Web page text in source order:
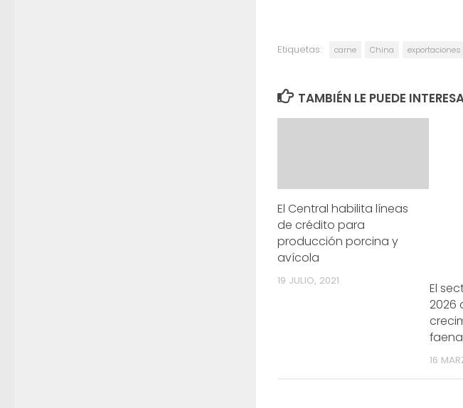
Etiquetas: carne China exportaciones
TAMBIÉN LE PUEDE
El Central habilita líneas
de crédito para
producción porcina y
avícola
19 JULIO, 2021
El
2026
faena
16